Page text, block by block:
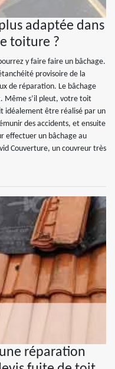
adaptée dans
toiture ?
y faire faire un bâchage.
provisoire de la
de réparation. Le bâchage
Même s’il pleut, votre toit
idéalement être réalisé par un
des accidents, et ensuite
effectuer un bâchage au
Couverture, un couvreur très
réparation